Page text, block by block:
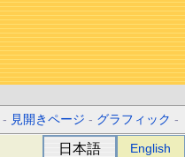
- 見開きページ - グラフィック -
日本語 English